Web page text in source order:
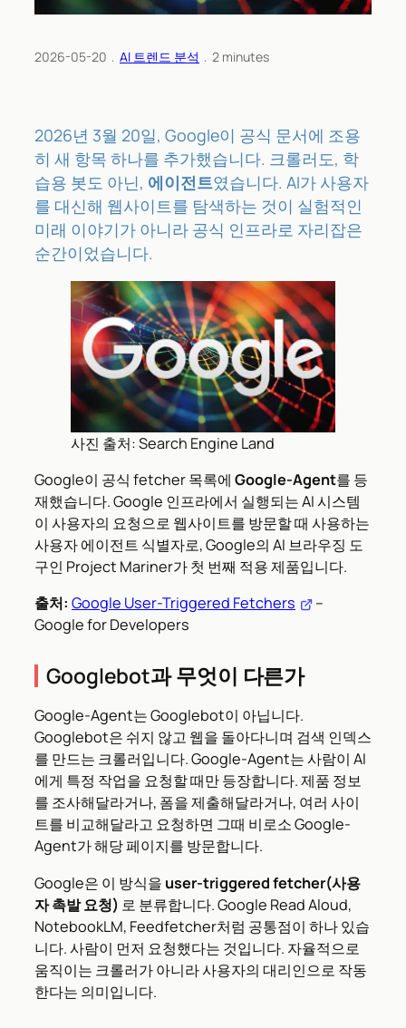
2026-05-20 ﹒ AI 트렌드 분석 ﹒ 2 minutes
2026년 3월 20일, Google이 공식 문서에 조용
히 새 항목 하나를 추가했습니다. 크롤러도, 학
습용 봇도 아닌, 에이전트였습니다. AI가 사용자
를 대신해 웹사이트를 탐색하는 것이 실험적인
미래 이야기가 아니라 공식 인프라로 자리잡은
순간이었습니다.
사진 출처: Search Engine Land
Google이 공식 fetcher 목록에 Google-Agent를 등
재했습니다. Google 인프라에서 실행되는 AI 시스템
이 사용자의 요청으로 웹사이트를 방문할 때 사용하는
사용자 에이전트 식별자로, Google의 AI 브라우징 도
구인 Project Mariner가 첫 번째 적용 제품입니다.
출처: Google User-Triggered Fetchers
–
Google for Developers
Googlebot과 무엇이 다른가
Google-Agent는 Googlebot이 아닙니다.
Googlebot은 쉬지 않고 웹을 돌아다니며 검색 인덱스
를 만드는 크롤러입니다. Google-Agent는 사람이 AI
에게 특정 작업을 요청할 때만 등장합니다. 제품 정보
를 조사해달라거나, 폼을 제출해달라거나, 여러 사이
트를 비교해달라고 요청하면 그때 비로소 Google-
Agent가 해당 페이지를 방문합니다.
Google은 이 방식을 user-triggered fetcher(사용
자 촉발 요청) 로 분류합니다. Google Read Aloud,
NotebookLM, Feedfetcher처럼 공통점이 하나 있습
니다. 사람이 먼저 요청했다는 것입니다. 자율적으로
움직이는 크롤러가 아니라 사용자의 대리인으로 작동
한다는 의미입니다.